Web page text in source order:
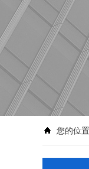
您的位置